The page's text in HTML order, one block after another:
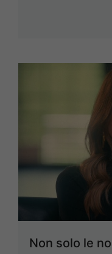
Non solo le